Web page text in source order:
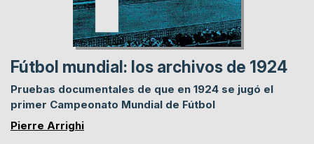
Fútbol mundial: los archivos de 1924
Pruebas documentales de que en 1924 se jugó el
primer Campeonato Mundial de Fútbol
Pierre Arrighi